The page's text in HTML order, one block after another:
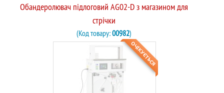
Обандеролювач підлоговий AG02-D з магазином для
стрічки
(Код товару:00982)
ОЧІКУЄТЬСЯ